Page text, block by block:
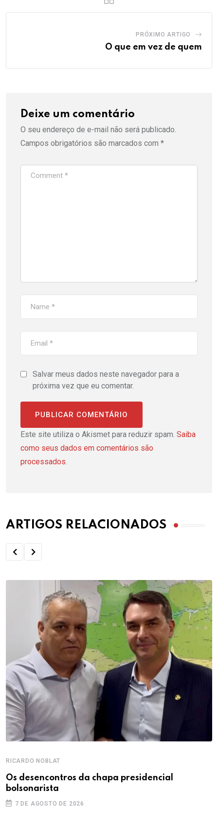
PRÓXIMO ARTIGO
O que em vez de quem
Deixe um comentário
O seu endereço de e-mail não será publicado.
Campos obrigatórios são marcados com *
Salvar meus dados neste navegador para a
próxima vez que eu comentar.
Este site utiliza o Akismet para reduzir spam. Saiba
como seus dados em comentários são
processados.
ARTIGOS RELACIONADOS
RICARDO NOBLAT
Os desencontros da chapa presidencial
bolsonarista
7 DE AGOSTO DE 2026